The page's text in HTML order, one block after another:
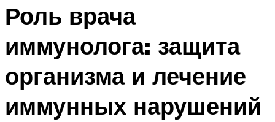
Роль врача
иммунолога: защита
организма и лечение
иммунных нарушений